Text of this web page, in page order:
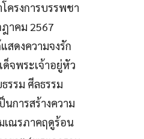
ครงการบรรพชา
าคม 2567
สดงความจงรัก
จพระเจ้าอยู่หัว
รรม ศีลธรรม
การสร้างความ
เณรภาคฤดูร้อน